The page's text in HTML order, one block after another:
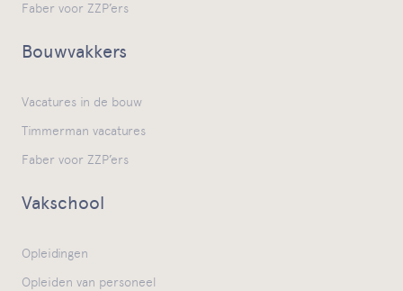
Faber voor ZZP’ers
Bouwvakkers
Vacatures in de bouw
Timmerman vacatures
Faber voor ZZP’ers
Vakschool
Opleidingen
Opleiden van personeel